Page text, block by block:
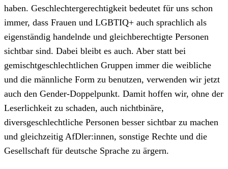
haben. Geschlechtergerechtigkeit bedeutet für uns schon
immer, dass Frauen und LGBTIQ+ auch sprachlich als
eigenständig handelnde und gleichberechtigte Personen
sichtbar sind. Dabei bleibt es auch. Aber statt bei
gemischtgeschlechtlichen Gruppen immer die weibliche
und die männliche Form zu benutzen, verwenden wir jetzt
auch den Gender-Doppelpunkt. Damit hoffen wir, ohne der
Leserlichkeit zu schaden, auch nichtbinäre,
diversgeschlechtliche Personen besser sichtbar zu machen
und gleichzeitig AfDler:innen, sonstige Rechte und die
Gesellschaft für deutsche Sprache zu ärgern.